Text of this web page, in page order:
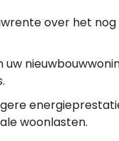
over het
woonlasten.